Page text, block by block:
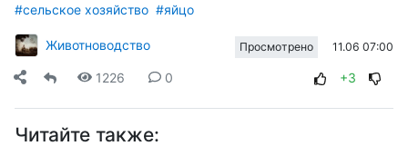
#сельское хозяйство #яйцо
Животноводство Просмотрено 11.06 07:00
1226 0 +3
Читайте также: